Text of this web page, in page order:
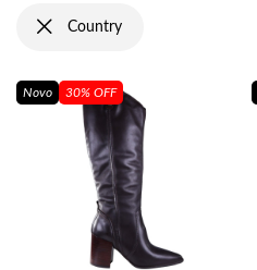
Country
Novo 30% OFF